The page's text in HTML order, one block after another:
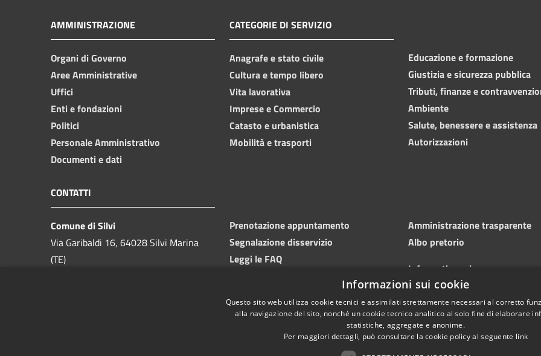
AMMINISTRAZIONE
Organi di Governo
Aree Amministrative
Uffici
Enti e fondazioni
Politici
Personale Amministrativo
Documenti e dati
CATEGORIE DI SERVIZIO
Anagrafe e stato civile
Cultura e tempo libero
Vita lavorativa
Imprese e Commercio
Catasto e urbanistica
Mobilità e trasporti
Educazione e formazione
Giustizia e sicurezza pubblica
Tributi, finanze e
Ambiente
Salute, benessere e assistenza
Autorizzazioni
CONTATTI
Comune di Silvi
Via Garibaldi 16, 64028 Silvi Marina
(TE)
Prenotazione appuntamento
Segnalazione disservizio
Leggi le FAQ
Amministrazione trasparente
Albo pretorio
Informativa privacy
Note legali
Dichiarazione di accessibilità
Informazioni sui cookie
Questo sito web utilizza cookie tecnici e assimilati strettamente necessari al corretto
alla navigazione del sito, nonché un cookie tecnico analitico al solo fine di elaborare
statistiche, aggregate e anonime.
Per maggiori dettagli, può consultare la cookie policy al seguente link